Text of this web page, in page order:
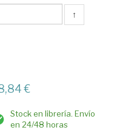
↑
€
Stock en librería. Envío
en 24/48 horas